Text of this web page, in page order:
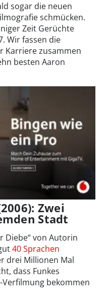
sogar die neuen
schmücken.
Zeit Gerüchte
Wir fassen die
Karriere zusammen
besten Aaron
Zwei
Stadt
Diebe“ von Autorin
40 Sprachen
drei Millionen Mal
dass Funkes
bekommen